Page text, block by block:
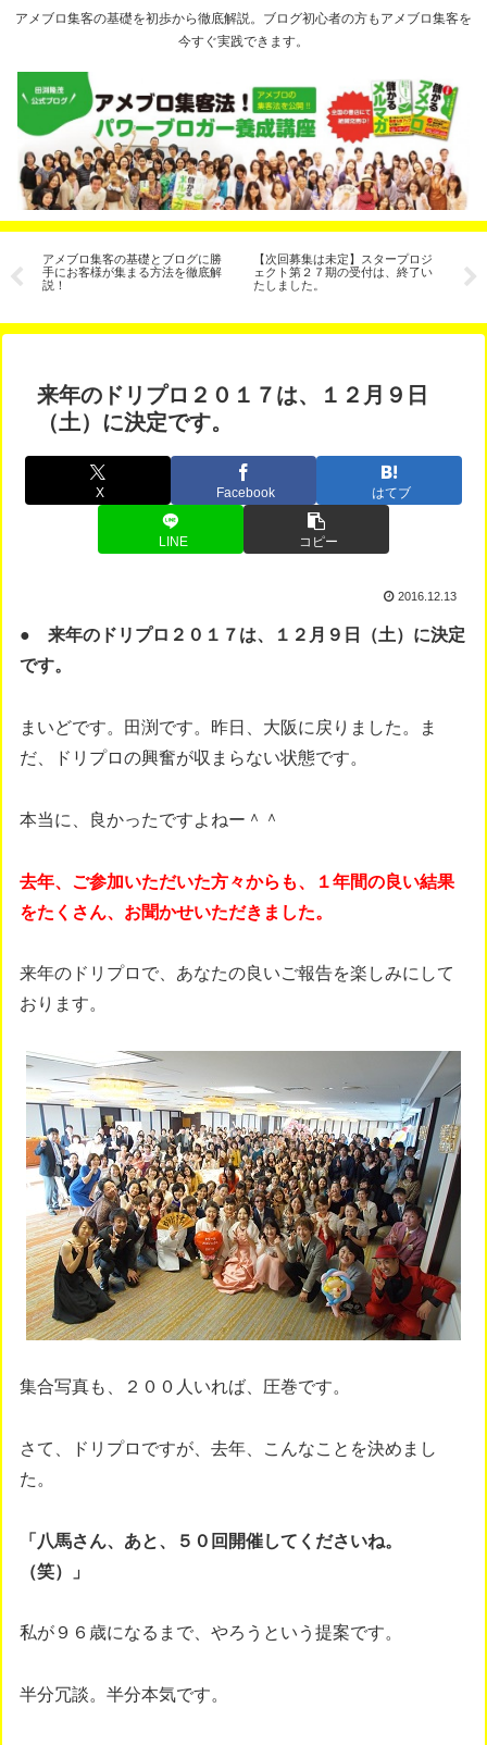
アメブロ集客の基礎を初歩から徹底解説。ブログ初心者の方もアメブロ集客を
今すぐ実践できます。
アメブロ集客の基礎とブログに勝
手にお客様が集まる方法を徹底解
説！
【次回募集は未定】スタープロジ
ェクト第２７期の受付は、終了い
たしました。
換
ン
来年のドリプロ２０１７は、１２月９日
（土）に決定です。
X Facebook はてブ
LINE コピー
2016.12.13
● 来年のドリプロ２０１７は、１２月９日（土）に決定
です。
まいどです。田渕です。昨日、大阪に戻りました。ま
だ、ドリプロの興奮が収まらない状態です。
本当に、良かったですよねー＾＾
去年、ご参加いただいた方々からも、１年間の良い結果
をたくさん、お聞かせいただきました。
来年のドリプロで、あなたの良いご報告を楽しみにして
おります。
集合写真も、２００人いれば、圧巻です。
さて、ドリプロですが、去年、こんなことを決めまし
た。
「八馬さん、あと、５０回開催してくださいね。
（笑）」
私が９６歳になるまで、やろうという提案です。
半分冗談。半分本気です。